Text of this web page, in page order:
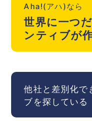
Aha!(アハ)なら
世界に一つ
ンティブが
他社と差別化で
ブを探している